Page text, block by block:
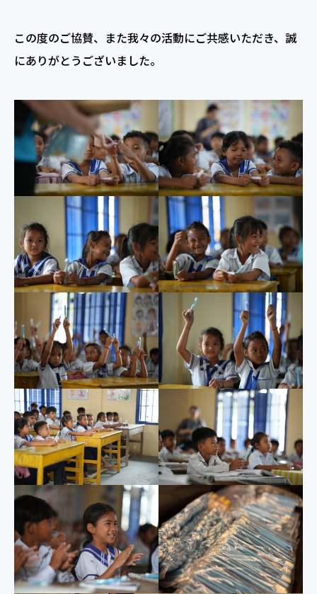
この度のご協賛、また我々の活動にご共感いただき、誠
にありがとうございました。